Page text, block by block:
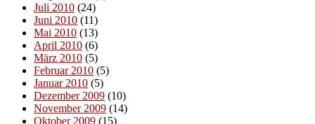
Juli 2010 (24)
Juni 2010 (11)
Mai 2010 (13)
April 2010 (6)
März 2010 (5)
Februar 2010 (5)
Januar 2010 (5)
Dezember 2009 (10)
November 2009 (14)
Oktober 2009 (15)